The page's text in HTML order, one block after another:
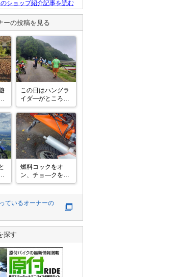
ショップ紹介記事を読む
ーの投稿を見る
この日はハングラ
イダ―がところ狭
しと並べられ
壮観でしたね🙂
燃料コックをオ
ン、チョ―クを引
き圧縮上死点を
クを踏み抜く。
は2ストならでは
の
見慣れた白煙💨💨
💨
ているオーナーの
探す